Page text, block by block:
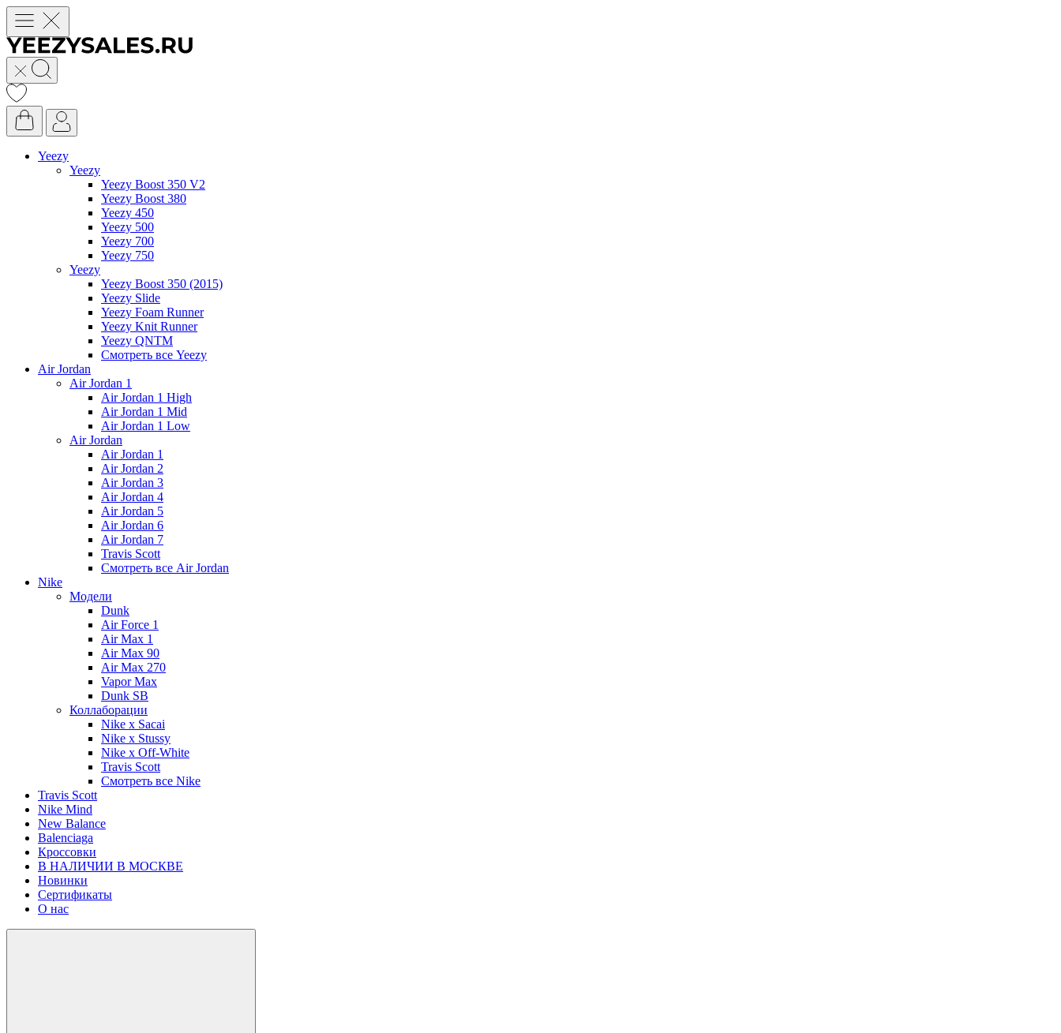
Yeezy
Yeezy
Yeezy Boost 350 V2
Yeezy Boost 380
Yeezy 450
Yeezy 500
Yeezy 700
Yeezy 750
Yeezy
Yeezy Boost 350 (2015)
Yeezy Slide
Yeezy Foam Runner
Yeezy Knit Runner
Yeezy QNTM
Смотреть все Yeezy
Air Jordan
Air Jordan 1
Air Jordan 1 High
Air Jordan 1 Mid
Air Jordan 1 Low
Air Jordan
Air Jordan 1
Air Jordan 2
Air Jordan 3
Air Jordan 4
Air Jordan 5
Air Jordan 6
Air Jordan 7
Travis Scott
Смотреть все Air Jordan
Nike
Модели
Dunk
Air Force 1
Air Max 1
Air Max 90
Air Max 270
Vapor Max
Dunk SB
Коллаборации
Nike x Sacai
Nike x Stussy
Nike x Off-White
Travis Scott
Смотреть все Nike
Travis Scott
Nike Mind
New Balance
Balenciaga
Кроссовки
В НАЛИЧИИ В МОСКВЕ
Новинки
Сертификаты
О нас